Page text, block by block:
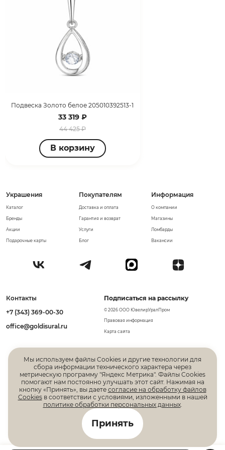
Подвеска Золото белое 205010392513-1
33 319 ₽
44 425 ₽
В корзину
Информация
О компании
Магазины
Ломбарды
Вакансии
Украшения
Каталог
Бренды
Акции
Подарочные карты
Покупателям
Доставка и оплата
Гарантия и возврат
Услуги
Блог
Контакты
+7 (343) 369-00-30
office@goldisural.ru
Подписаться на рассылку
© 2026 ООО ЮвелирУралПром
Правовая информация
Карта сайта
Все права защищены. Информация, размещенная на
данной странице, не является публичной офертой
Мы используем файлы Cookies и другие технологии для
сбора информации технического характера через
метрическую программу "Яндекс Метрика". Файлы Cookies
помогают нам постоянно улучшать этот сайт. Нажимая на
кнопку «Принять», вы даете согласие на обработку файлов
Cookiesв соответствии с условиями, изложенными в нашей
политике обработки персональных данных.
Принять